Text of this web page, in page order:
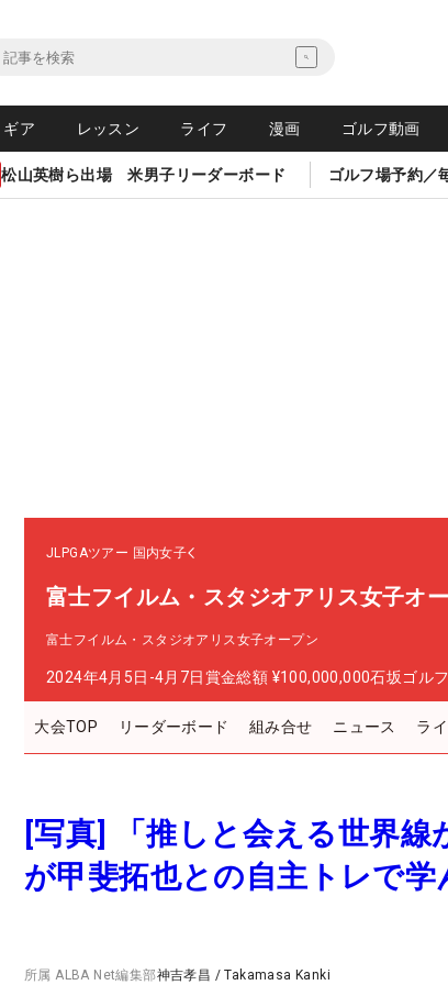
ギア レッスン ライフ 漫画 ゴルフ動画
松山英樹ら出場 米男子リーダーボード ゴルフ場予約／
JLPGAツアー 国内女子
富士フイルム・スタジオアリス女子オ
富士フイルム・スタジオアリス女子オープン
2024年4月5日-4月7日賞金総額 ¥100,000,000石坂ゴル
大会TOP リーダーボード 組み合せ ニュース ラ
[写真] 「推しと会える世界
が甲斐拓也との自主トレで学
所属ALBA Net編集部神吉孝昌 /Takamasa Kanki